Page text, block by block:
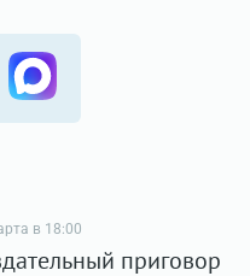
в 18:00
приговор